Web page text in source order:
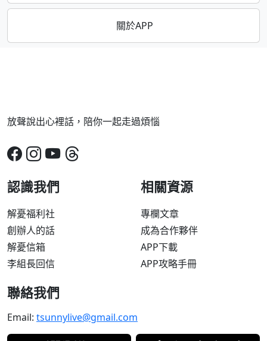
關於APP
放聲說出心裡話，陪你一起走過煩惱
認識我們
解憂福利社
創辦人的話
解憂信箱
李組長回信
相關資源
專欄文章
成為合作夥伴
APP下載
APP攻略手冊
聯絡我們
Email: tsunnylive@gmail.com